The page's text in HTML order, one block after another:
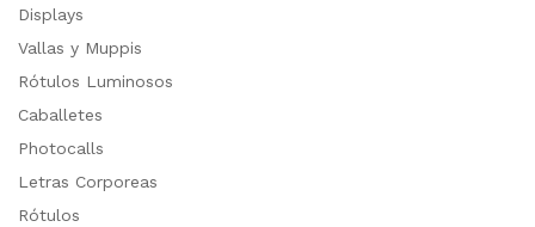
Displays
Vallas y Muppis
Rótulos Luminosos
Caballetes
Photocalls
Letras Corporeas
Rótulos